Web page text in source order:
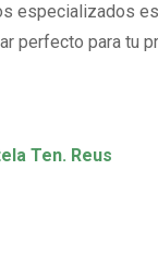
especializados
perfecto para tu
Ten. Reus